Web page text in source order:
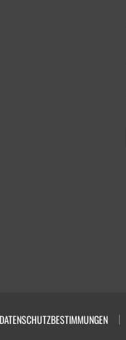
DATENSCHUTZBESTIMMUNGEN